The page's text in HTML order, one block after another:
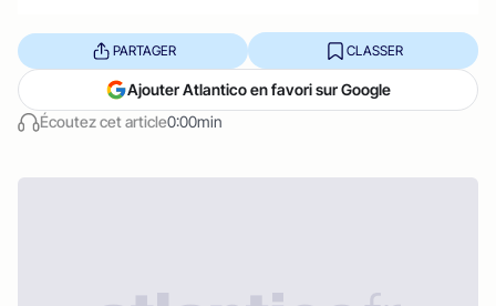
Écoutez cet article0:00min
PARTAGER CLASSER
Ajouter Atlantico en favori sur Google